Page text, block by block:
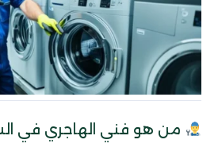
من هو فني الهاجري في